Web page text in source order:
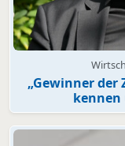
„Gewinner der
kennen